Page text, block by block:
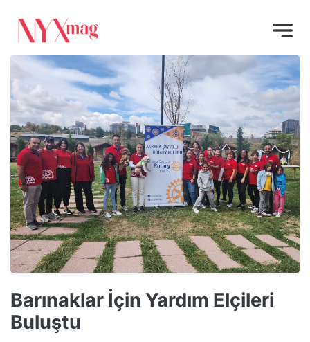
Barınaklar İçin Yardım Elçileri
Buluştu